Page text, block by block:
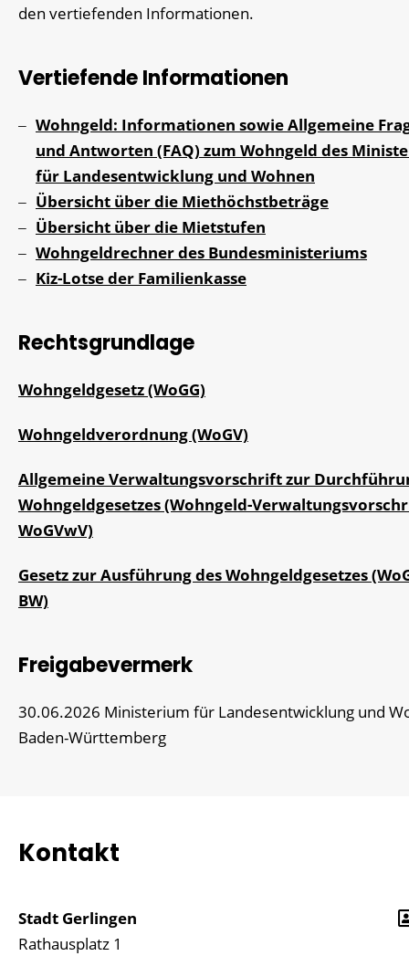
den vertiefenden Informationen.
Vertiefende Informationen
Wohngeld: Informationen sowie Allgemeine
und Antworten (FAQ) zum Wohngeld des
für Landesentwicklung und Wohnen
Übersicht über die Miethöchstbeträge
Übersicht über die Mietstufen
Wohngeldrechner des Bundesministeriums
Kiz-Lotse der Familienkasse
Rechtsgrundlage
Wohngeldgesetz (WoGG)
Wohngeldverordnung (WoGV)
Allgemeine Verwaltungsvorschrift zur
Wohngeldgesetzes (Wohngeld-
WoGVwV)
Gesetz zur Ausführung des Wohngeldgesetzes
BW)
Freigabevermerk
30.06.2026 Ministerium für Landesentwicklung und
Baden-Württemberg
Kontakt
Stadt Gerlingen
Rathausplatz 1